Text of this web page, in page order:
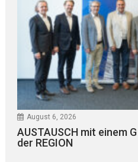
August 6, 2026
AUSTAUSCH mit einem
der REGION